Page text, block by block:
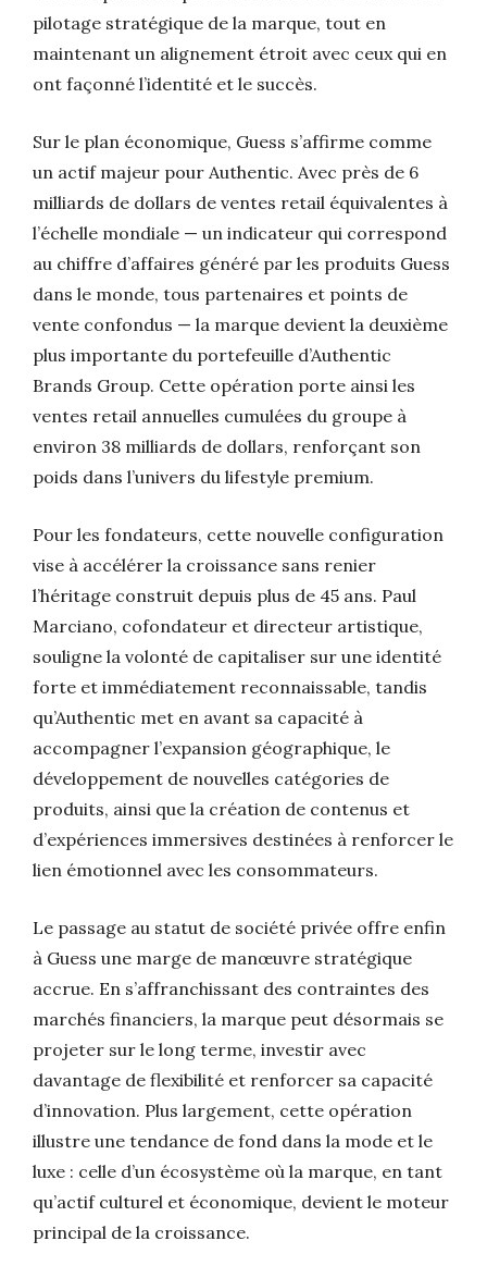
pilotage stratégique de la marque, tout en
maintenant un alignement étroit avec ceux qui en
ont façonné l’identité et le succès.
Sur le plan économique, Guess s’affirme comme
un actif majeur pour Authentic. Avec près de 6
milliards de dollars de ventes retail équivalentes à
l’échelle mondiale — un indicateur qui correspond
au chiffre d’affaires généré par les produits Guess
dans le monde, tous partenaires et points de
vente confondus — la marque devient la deuxième
plus importante du portefeuille d’Authentic
Brands Group. Cette opération porte ainsi les
ventes retail annuelles cumulées du groupe à
environ 38 milliards de dollars, renforçant son
poids dans l’univers du lifestyle premium.
Pour les fondateurs, cette nouvelle configuration
vise à accélérer la croissance sans renier
l’héritage construit depuis plus de 45 ans. Paul
Marciano, cofondateur et directeur artistique,
souligne la volonté de capitaliser sur une identité
forte et immédiatement reconnaissable, tandis
qu’Authentic met en avant sa capacité à
accompagner l’expansion géographique, le
développement de nouvelles catégories de
produits, ainsi que la création de contenus et
d’expériences immersives destinées à renforcer le
lien émotionnel avec les consommateurs.
Le passage au statut de société privée offre enfin
à Guess une marge de manœuvre stratégique
accrue. En s’affranchissant des contraintes des
marchés financiers, la marque peut désormais se
projeter sur le long terme, investir avec
davantage de flexibilité et renforcer sa capacité
d’innovation. Plus largement, cette opération
illustre une tendance de fond dans la mode et le
luxe : celle d’un écosystème où la marque, en tant
qu’actif culturel et économique, devient le moteur
principal de la croissance.